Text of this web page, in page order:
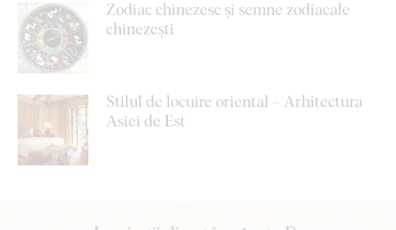
Zodiac chinezesc și semne zodiacale
chinezești
Stilul de locuire oriental – Arhitectura
Asiei de Est